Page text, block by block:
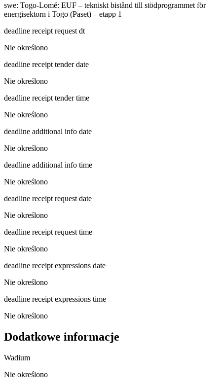
swe: Togo-Lomé: EUF – tekniskt bistånd till stödprogrammet för
energisektorn i Togo (Paset) – etapp 1
deadline receipt request dt
Nie określono
deadline receipt tender date
Nie określono
deadline receipt tender time
Nie określono
deadline additional info date
Nie określono
deadline additional info time
Nie określono
deadline receipt request date
Nie określono
deadline receipt request time
Nie określono
deadline receipt expressions date
Nie określono
deadline receipt expressions time
Nie określono
Dodatkowe informacje
Wadium
Nie określono